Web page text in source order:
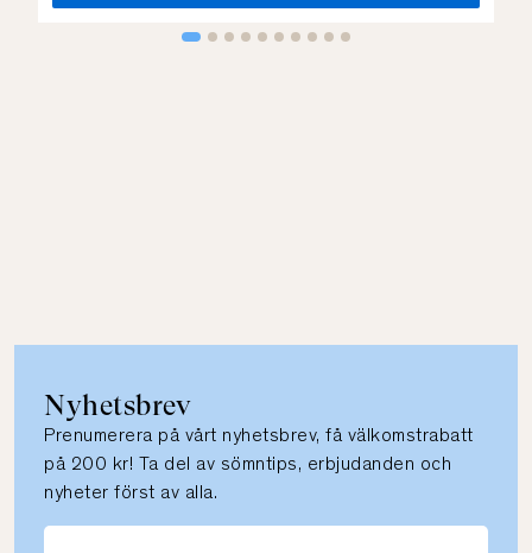
Nyhetsbrev
Prenumerera på vårt nyhetsbrev, få välkomstrabatt
på 200 kr! Ta del av sömntips, erbjudanden och
nyheter först av alla.